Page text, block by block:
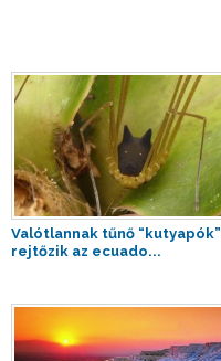
Valótlannak tűnő “kutyapók”
rejtőzik az ecuado...